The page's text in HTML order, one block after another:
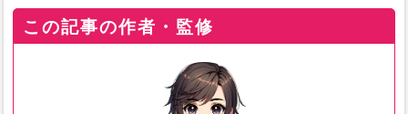
この記事の作者・監修